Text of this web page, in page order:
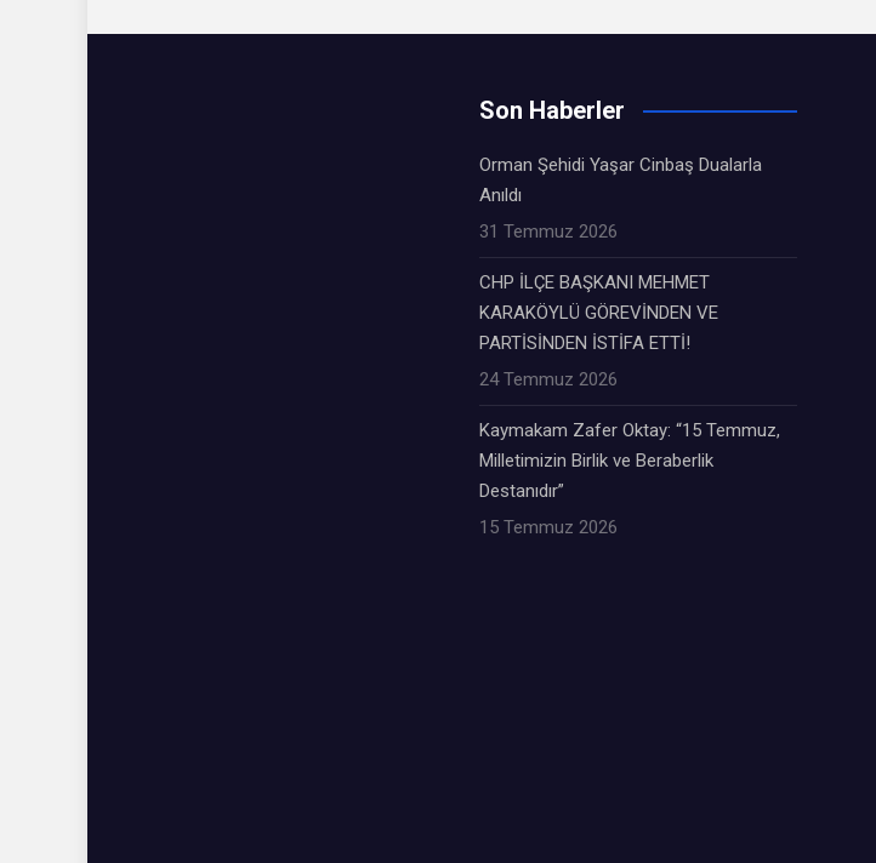
Son Haberler
Orman Şehidi Yaşar Cinbaş Dualarla
Anıldı
31 Temmuz 2026
CHP İLÇE BAŞKANI MEHMET
KARAKÖYLÜ GÖREVİNDEN VE
PARTİSİNDEN İSTİFA ETTİ!
24 Temmuz 2026
Kaymakam Zafer Oktay: “15 Temmuz,
Milletimizin Birlik ve Beraberlik
Destanıdır”
15 Temmuz 2026